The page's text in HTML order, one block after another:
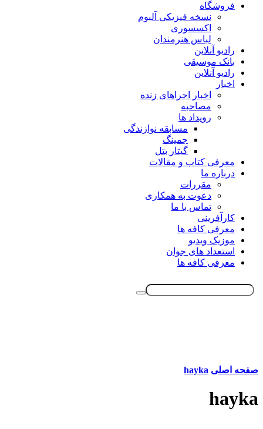
فروشگاه
نسخه فیزیکی آلبوم
اکسسوری
لباس هنرمندان
رادیو آنلاین
بانک موسیقی
رادیو آنلاین
اخبار
اخبار اجراهای زنده
مصاحبه
رویداد ها
مسابقه نوازندگی
جمینگ
گیتار بتل
معرفی کتاب و مقالات
درباره ما
مقررات
دعوت به همکاری
تماس با ما
کارآفرینی
معرفی کافه ها
موزیک ویدیو
استعداد های جوان
معرفی کافه ها
صفحه اصلی hayka
hayka